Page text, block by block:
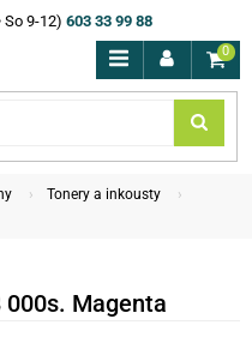
So 9-12) 603 33 99 88
0
Tonery a inkousty
000s. Magenta